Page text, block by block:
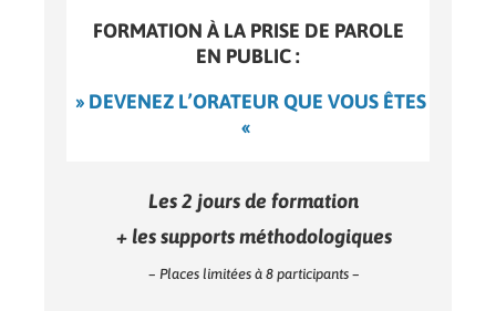
FORMATION À LA PRISE DE PAROLE
EN PUBLIC :
» DEVENEZ L’ORATEUR QUE VOUS ÊTES
«
Les 2 jours de formation
+ les supports méthodologiques
– Places limitées à 8 participants –